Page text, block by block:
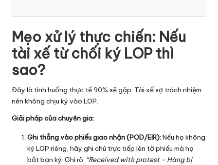
Mẹo xử lý thực chiến: Nếu
tài xế từ chối ký LOP thì
sao?
Đây là tình huống thực tế 90% sẽ gặp: Tài xế sợ trách nhiệm
nên không chịu ký vào LOP.
Giải pháp của chuyên gia:
Ghi thẳng vào phiếu giao nhận (POD/EIR):Nếu họ không
ký LOP riêng, hãy ghi chú trực tiếp lên tờ phiếu mà họ
bắt bạn ký. Ghi rõ: “Received with protest – Hàng bị